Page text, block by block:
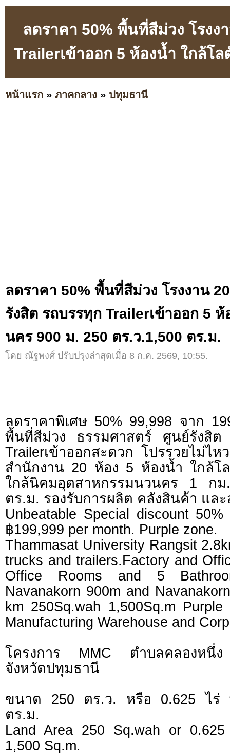
ลดราคา 50% พื้นที่สีม่วง โรงง
Trailerเข้าออก 5 ห้องน้ำ ใกล้โ
หน้าแรก » ภาคกลาง » ปทุมธานี
ลดราคา 50% พื้นที่สีม่วง โรงงาน
รังสิต รถบรรทุก Trailerเข้าออก 5
นคร 900 ม. 250 ตร.ว.1,500 ตร.ม.
โดย ณัฐพงศ์ ปรับปรุงล่าสุดเมื่อ 8 ก.ค. 2569, 10:55.
ลดราคาพิเศษ 50% 99,998 จาก
พื้นที่สีม่วง ธรรมศาสตร์ ศูนย์รังสิ
Trailerเข้าออกสะดวก โปรรวยไม่ไ
สำนักงาน 20 ห้อง 5 ห้องน้ำ ใกล้โ
ใกล้นิคมอุตสาหกรรมนวนคร 1 ก
ตร.ม. รองรับการผลิต คลังสินค้า แล
Unbeatable Special discount
฿199,999 per month. Purple zone.
Thammasat University Rangsit
trucks and trailers.Factory and
Office Rooms and 5
Navanakorn 900m and
km 250Sq.wah 1,500Sq.m
Manufacturing Warehouse and
โครงการ MMC ตำบลคลองหนึ่ง
จังหวัดปทุมธานี
ขนาด 250 ตร.ว. หรือ 0.625 ไร่
ตร.ม.
Land Area 250 Sq.wah or
1,500 Sq.m.